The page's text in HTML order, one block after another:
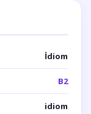
İdiom
B2
idiom